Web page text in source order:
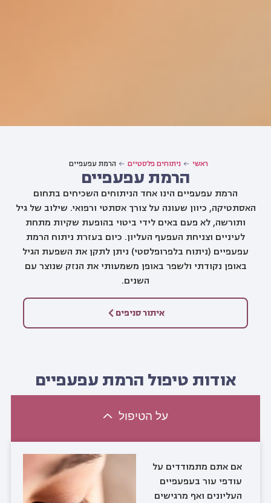
ראשי ניתוחים פלסטיים הרמת עפעפיים
הרמת עפעפיים
הרמת עפעפיים הינו אחד הניתוחים השכיחים בתחום
האסתטיקה, כיוון שעונה על צורך אסתטי ורפואי. שילוב של גיל
ותורשה, לא פעם באים לידי ביטוי בהופעת שקיות מתחת
לעיניים וצניחת העפעף העליון. כיום בעזרת ניתוח הרמת
עפעפיים (ניתוח בלפרופלסטי) ניתן לתקן את השפעת הגיל
באופן נקודתי ולשפר באופן משמעותי את הנזק שנוצר עם
השנים.
איתור סניפים
אודות טיפול הרמת עפעפיים
על הטיפול
אם אתם מתמודדים על
עודפי עור בעפעפיים
העליונים ואף מרגישים